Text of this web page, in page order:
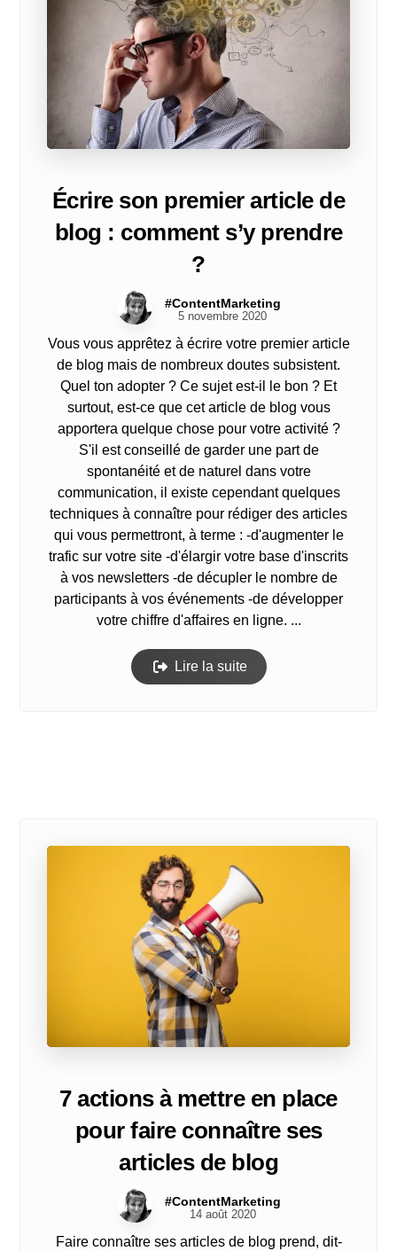
Écrire son premier article de
blog : comment s’y prendre
?
#ContentMarketing
5 novembre 2020
Vous vous apprêtez à écrire votre premier article
de blog mais de nombreux doutes subsistent.
Quel ton adopter ? Ce sujet est-il le bon ? Et
surtout, est-ce que cet article de blog vous
apportera quelque chose pour votre activité ?
S'il est conseillé de garder une part de
spontanéité et de naturel dans votre
communication, il existe cependant quelques
techniques à connaître pour rédiger des articles
qui vous permettront, à terme : -d'augmenter le
trafic sur votre site -d'élargir votre base d'inscrits
à vos newsletters -de décupler le nombre de
participants à vos événements -de développer
votre chiffre d'affaires en ligne. ...
Lire la suite
7 actions à mettre en place
pour faire connaître ses
articles de blog
#ContentMarketing
14 août 2020
Faire connaître ses articles de blog prend, dit-